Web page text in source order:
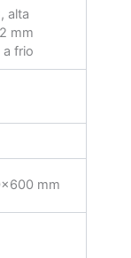
alta
mm
a frio
mm